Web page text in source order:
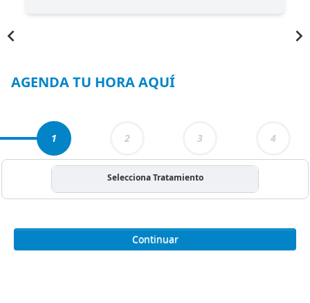
AGENDA TU HORA AQUÍ
1 2 3 4
Selecciona Tratamiento
Continuar